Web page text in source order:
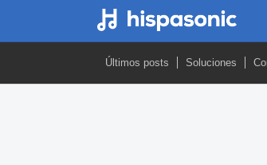
Últimos posts Soluciones